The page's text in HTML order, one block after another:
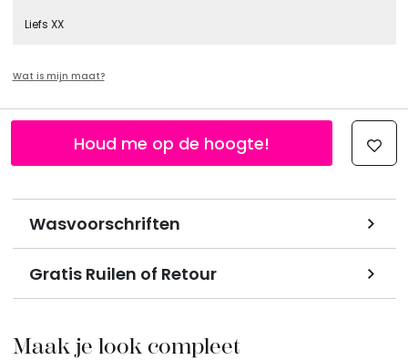
Liefs XX
Wat is mijn maat?
Wasvoorschriften
Gratis Ruilen of Retour
Houd me op de hoogte!
Maak je look compleet